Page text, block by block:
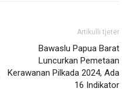
Artikulli tjetër
Bawaslu Papua Barat
Luncurkan Pemetaan
Kerawanan Pilkada 2024, Ada
16 Indikator